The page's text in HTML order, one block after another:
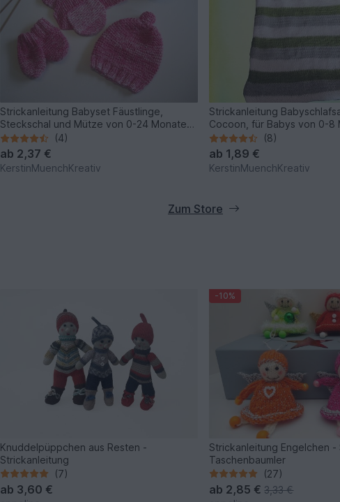
Strickanleitung Babyset Fäustlinge,
Steckschal und Mütze von 0-24 Monate-
1 Kauf = verschiedene Größen
(4)
ab 2,37 €
KerstinMuenchKreativ
Strickanleitung
Cocoon, für Babys von 0-8
(8)
ab 1,89 €
KerstinMuenchKreativ
Zum Store
Knuddelpüppchen aus Resten -
Strickanleitung
(7)
ab 3,60 €
-10%
Strickanleitung Engelchen
Taschenbaumler
(27)
ab 2,85 € 3,33 €